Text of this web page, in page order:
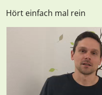
Hört einfach mal rein